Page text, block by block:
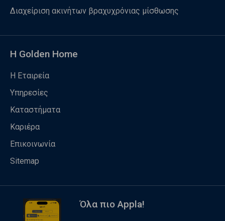
Διαχείριση ακινήτων βραχυχρόνιας μίσθωσης
Η Golden Home
Η Εταιρεία
Υπηρεσίες
Καταστήματα
Καριέρα
Επικοινωνία
Sitemap
Όλα πιο Appla!